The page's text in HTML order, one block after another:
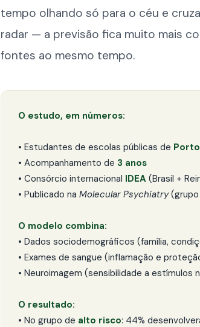
tempo olhando só para o céu e
radar — a previsão fica muito mais
fontes ao mesmo tempo.
O estudo, em números:
• Estudantes de escolas públicas de
• Acompanhamento de 3 anos
• Consórcio internacional IDEA (Brasil +
• Publicado na Molecular Psychiatry(grupo
O modelo combina:
• Dados sociodemográficos (família,
• Exames de sangue (inflamação e
• Neuroimagem (sensibilidade a estímulos
O resultado:
• No grupo de alto risco: 44%